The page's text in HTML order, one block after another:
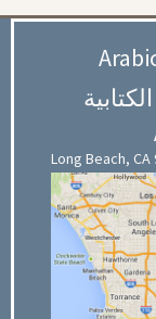
Long Beach, CA